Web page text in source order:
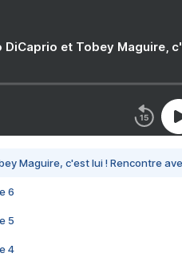
DiCaprio et Tobey Maguire,
Maguire, c'est lui ! Rencontre
6
5
4